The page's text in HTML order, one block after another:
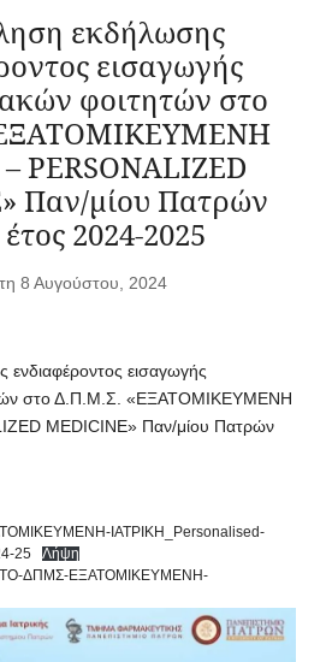
εκδήλωσης
εισαγωγής
φοιτητών στο
PERSONALIZED
Παν/μίου Πατρών
2024-2025
8 Αυγούστου, 2024
εισαγωγής
στο Δ.Π.Μ.Σ. «ΕΞΑΤΟΜΙΚΕΥΜΕΝΗ
MEDICINE» Παν/μίου Πατρών
ΙΑΤΡΙΚΗ_Personalised-
25
Λήψη
ΔΠΜΣ-ΕΞΑΤΟΜΙΚΕΥΜΕΝΗ-